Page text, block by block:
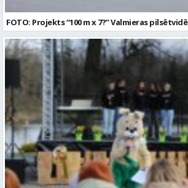
FOTO: Projekts “100 m x 7?” Valmieras pilsētvidē